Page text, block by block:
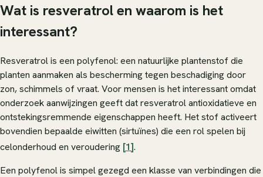
Wat is resveratrol en waarom is het
interessant?
Resveratrol is een polyfenol: een natuurlijke plantenstof die
planten aanmaken als bescherming tegen beschadiging door
zon, schimmels of vraat. Voor mensen is het interessant omdat
onderzoek aanwijzingen geeft dat resveratrol antioxidatieve en
ontstekingsremmende eigenschappen heeft. Het stof activeert
bovendien bepaalde eiwitten (sirtuïnes) die een rol spelen bij
celonderhoud en veroudering [1].
Een polyfenol is simpel gezegd een klasse van verbindingen die